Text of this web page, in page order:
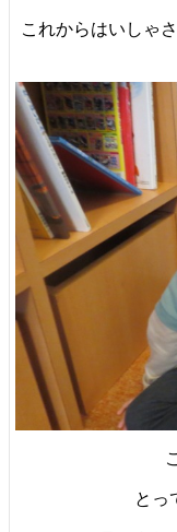
これからはいしゃ
とっ